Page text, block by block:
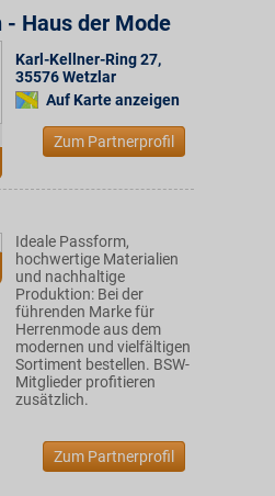
Haus der Mode
Karl-Kellner-Ring 27,
35576Wetzlar
Auf Karte anzeigen
Zum Partnerprofil
Ideale Passform,
hochwertige Materialien
und nachhaltige
Produktion: Bei der
führenden Marke für
Herrenmode aus dem
modernen und vielfältigen
Sortiment bestellen. BSW-
Mitglieder profitieren
zusätzlich.
Zum Partnerprofil